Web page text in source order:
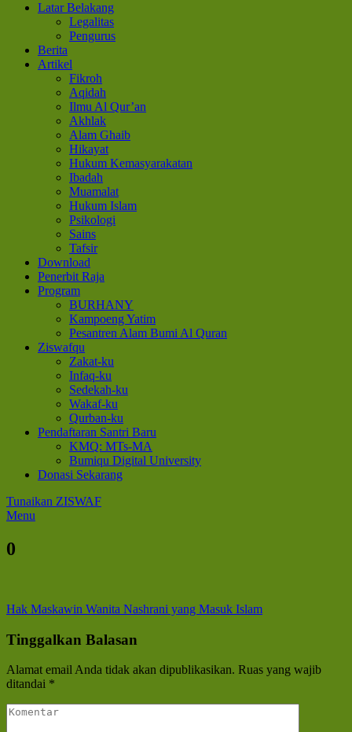
Bumi Al-Quran
Sinergi Untuk Kebahagiaan Dunia-Akhirat
Latar Belakang
Legalitas
Pengurus
Berita
Artikel
Fikroh
Aqidah
Ilmu Al Qur’an
Akhlak
Alam Ghaib
Hikayat
Hukum Kemasyarakatan
Ibadah
Muamalat
Hukum Islam
Psikologi
Sains
Tafsir
Download
Penerbit Raja
Program
BURHANY
Kampoeng Yatim
Pesantren Alam Bumi Al Quran
Ziswafqu
Zakat-ku
Infaq-ku
Sedekah-ku
Wakaf-ku
Qurban-ku
Pendaftaran Santri Baru
KMQ: MTs-MA
Bumiqu Digital University
Donasi Sekarang
Tunaikan ZISWAF
Menu
0
Navigasi
pos
Hak Maskawin Wanita Nashrani yang Masuk Islam
Tinggalkan Balasan
Alamat email Anda tidak akan dipublikasikan. Ruas yang wajib
ditandai *
Komentar